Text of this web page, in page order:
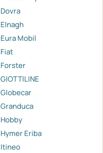
Dovra
Elnagh
Eura Mobil
Fiat
Forster
GIOTTILINE
Globecar
Granduca
Hobby
Hymer Eriba
Itineo